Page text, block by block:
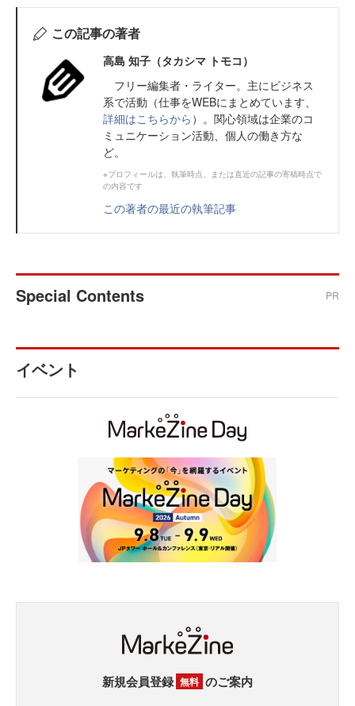
この記事の著者
高島 知子（タカシマ トモコ）
フリー編集者・ライター。主にビジネス
系で活動（仕事をWEBにまとめています、
詳細はこちらから ）。関心領域は企業のコ
ミュニケーション活動、個人の働き方な
ど。
※プロフィールは、執筆時点、または直近の記事の寄稿時点で
の内容です
この著者の最近の執筆記事
Special Contents PR
イベント
新規会員登録 無料 のご案内